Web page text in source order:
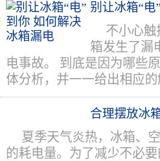
别让冰箱“
不小心
箱发生了漏
电事故。 到底是因为哪些
体分析，并一一给出相应的
合理摆放冰
夏季天气炎热，冰箱、
的耗电量。为了减少不必